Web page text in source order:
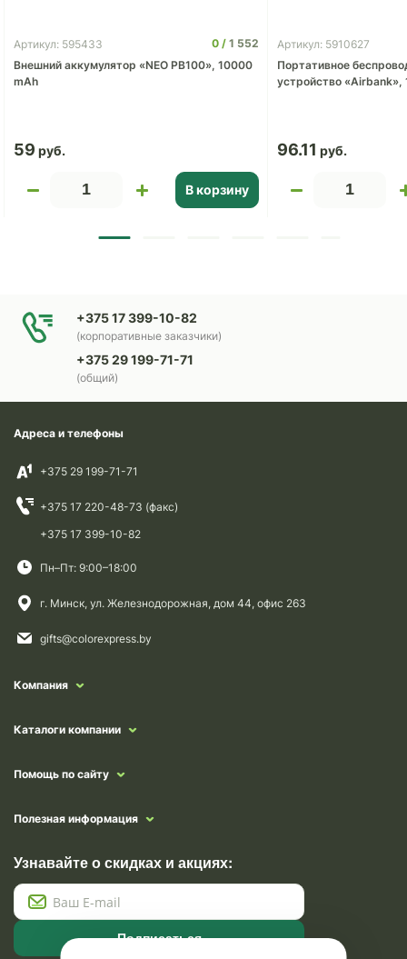
Артикул: 595433 0
1 552
Внешний аккумулятор «NEO PB100», 10000
mAh
59
В корзину
Артикул: 5910627
Портативное
устройство «Airbank»,
96.11
+375 17 399-10-82
(корпоративные заказчики)
+375 29 199-71-71
(общий)
Адреса и телефоны
+375 29 199-71-71
+375 17 220-48-73 (факс)
+375 17 399-10-82
Пн–Пт: 9:00–18:00
г. Минск, ул. Железнодорожная, дом 44, офис 263
gifts@colorexpress.by
Компания
Каталоги компании
Помощь по сайту
Полезная информация
Узнавайте о скидках и акциях:
Подписаться